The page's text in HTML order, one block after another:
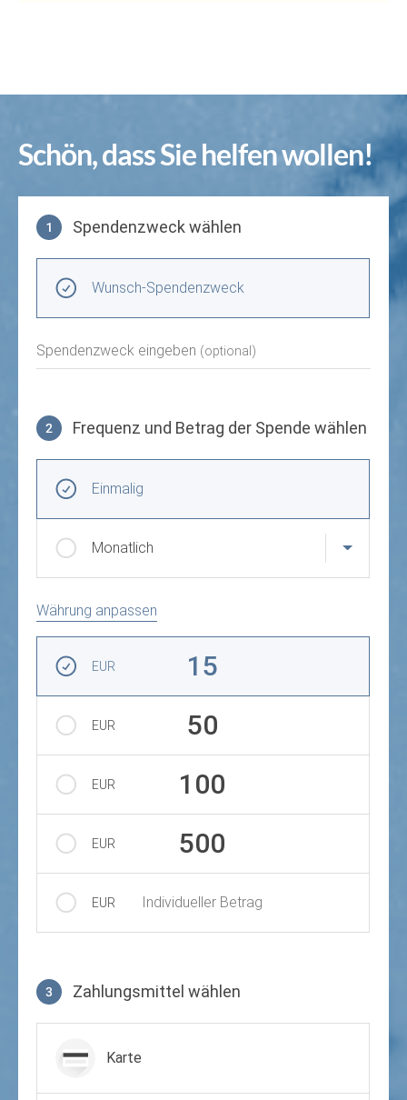
Schön, dass Sie helfen wollen!
1 Spendenzweck wählen
Wunsch-Spendenzweck
Spendenzweck eingeben (optional)
2 Frequenz und Betrag der Spende wählen
Einmalig
Monatlich
Währung anpassen
EUR 15
EUR 50
EUR 100
EUR 500
EUR Individueller Betrag
3 Zahlungsmittel wählen
Karte